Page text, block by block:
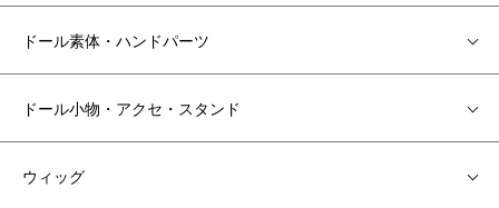
ドール素体・ハンドパーツ
ドール小物・アクセ・スタンド
ウィッグ